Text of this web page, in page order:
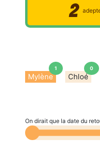
2
Mylène
1
Chloé
0
On dirait que la date du